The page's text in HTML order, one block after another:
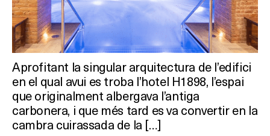
Aprofitant la singular arquitectura de l’edifici
en el qual avui es troba l’hotel H1898, l’espai
que originalment albergava l’antiga
carbonera, i que més tard es va convertir en la
cambra cuirassada de la […]